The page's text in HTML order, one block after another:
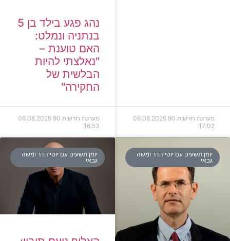
מערכת חדשות 90
06.08.2026
17:02
נהג פגע בילד בן 5
בנתניה ונמלט:
האם טוענת –
"נאלצתי להיות
הבלשית של
החקירה"
מערכת חדשות 90
06.08.2026
16:53
יומן תשעים עם יוסי הדר ומשה
גבאי
יומן תשעים עם יוסי הדר ומשה
גבאי